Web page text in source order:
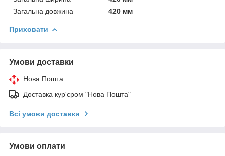
Загальна довжина
420 мм
Приховати
Умови доставки
Нова Пошта
Доставка кур'єром "Нова Пошта"
Всі умови доставки
Умови оплати